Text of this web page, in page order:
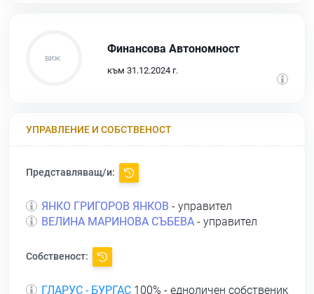
Финансова Автономност
към 31.12.2024 г.
УПРАВЛЕНИЕ И СОБСТВЕНОСТ
Представляващ/и:
ЯНКО ГРИГОРОВ ЯНКОВ - управител
ВЕЛИНА МАРИНОВА СЪБЕВА - управител
Собственост:
ГЛАРУС - БУРГАС 100% - едноличен собственик